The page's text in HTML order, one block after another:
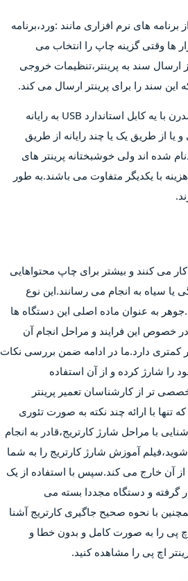
های نرم افزاری مانند :ورد،برنامه
ها وقتی گزینه چاپ را انتخاب می
ارسال سند به پرینتر،تنظیمات خروجی
این سند را برای پرینتر ارسال می کند.
البته برای چاپ این سند،پرینتر باید روشن و به رایانه متصل شود.بیشتر پرینتر های مدرن با یه کابل استاندارد USB به رایانه
از طریق یک یا چند رایانه از طریق
شده اند ولی خوشبختانه پرینتر های
با یکدیگر متفاوت می باشند.به طور
می کنند و بیشتر برای چاپ محتواهایی
سیاه به انجام می رسانند.این نوع
به عنوان ماده اصلی این دستگاه ها
خصوص این فرایند و مراحل انجام آن
کمتری دارد.ما در ادامه ضمن بررسی نکات
را شارژ کرده و از آن استفاده
تر از کارشناسان تعمیر پرینتر
تنها با ارائه چند نکته به صورت تئوری
با مراحل شارژ کارتریج،قادر به انجام
آموزش شارژ کارتریج را به شما
از آن خارج می کند.سپس با استفاده از یک
گرفته و دستگاه مجددا بسته می
با نحوه صحیح جاگیری کارتریج آشنا
پی را به صورت کامل و بدون خطا و
اچ پی را مشاهده کنید.